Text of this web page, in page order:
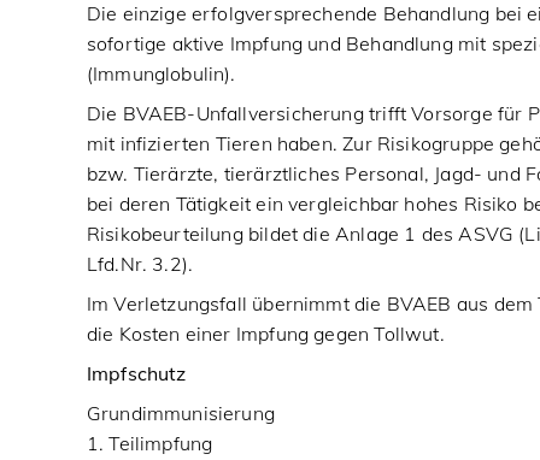
Die einzige erfolgversprechende Behandlung bei
sofortige aktive Impfung und Behandlung mit
(Immunglobulin).
Die BVAEB-Unfallversicherung trifft Vorsorge für
mit infizierten Tieren haben. Zur Risikogruppe
bzw. Tierärzte, tierärztliches Personal, Jagd- und
bei deren Tätigkeit ein vergleichbar hohes Risiko
Risikobeurteilung bildet die Anlage 1 des ASVG
Lfd.Nr. 3.2).
Im Verletzungsfall übernimmt die BVAEB aus
die Kosten einer Impfung gegen Tollwut.
Impfschutz
Grundimmunisierung
1. Teilimpfung